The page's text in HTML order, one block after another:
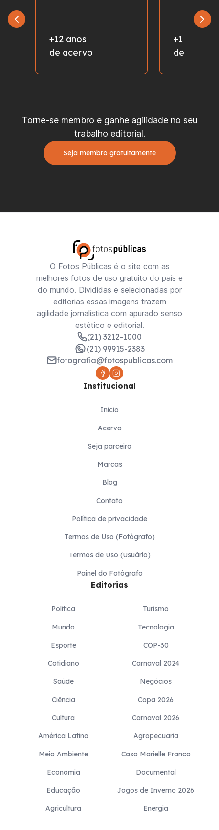
+12 anos
de acervo
+1 milhão
de fotos
Torne-se membro e ganhe agilidade no seu
trabalho editorial.
Seja membro gratuitamente
O Fotos Públicas é o site com as
melhores fotos de uso gratuito do país e
do mundo. Divididas e selecionadas por
editorias essas imagens trazem
agilidade jornalística com apurado senso
estético e editorial.
(21) 3212-1000
(21) 99915-2383
fotografia@fotospublicas.com
Institucional
Inicio
Acervo
Seja parceiro
Marcas
Blog
Contato
Política de privacidade
Termos de Uso (Fotógrafo)
Termos de Uso (Usuário)
Painel do Fotógrafo
Editorias
Politica
Mundo
Esporte
Cotidiano
Saúde
Ciência
Cultura
América Latina
Meio Ambiente
Economia
Educação
Agricultura
Turismo
Tecnologia
COP-30
Carnaval 2024
Negócios
Copa 2026
Carnaval 2026
Agropecuaria
Caso Marielle Franco
Documental
Jogos de Inverno 2026
Energia